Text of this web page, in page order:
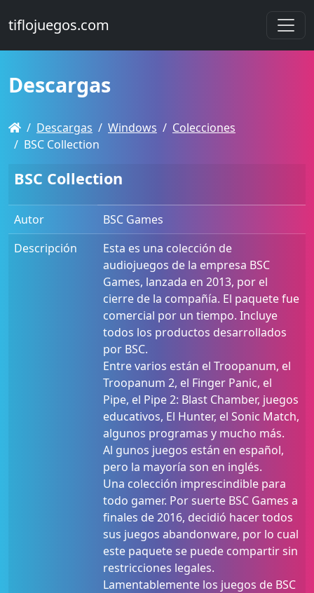
tiflojuegos.com
Descargas
Descargas Windows
Colecciones
BSC Collection
BSC Collection
Autor
BSC Games
Descripción
Esta es una colección de
audiojuegos de la empresa BSC
Games, lanzada en 2013, por el
cierre de la compañía. El paquete fue
comercial por un tiempo. Incluye
todos los productos desarrollados
por BSC.
Entre varios están el Troopanum, el
Troopanum 2, el Finger Panic, el
Pipe, el Pipe 2: Blast Chamber, juegos
educativos, El Hunter, el Sonic Match,
algunos programas y mucho más.
Al gunos juegos están en español,
pero la mayoría son en inglés.
Una colección imprescindible para
todo gamer. Por suerte BSC Games a
finales de 2016, decidió hacer todos
sus juegos abandonware, por lo cual
este paquete se puede compartir sin
restricciones legales.
Lamentablemente los juegos de BSC